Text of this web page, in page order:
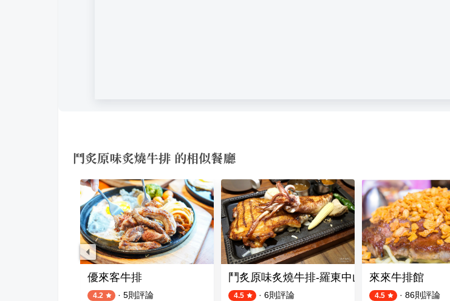
鬥炙原味炙燒牛排 的相似餐廳
優來客牛排
4.2 · 5則評論
鬥炙原味炙燒牛排-羅東中山店
4.5 · 6則評論
來來牛排館
4.5 · 86則評論